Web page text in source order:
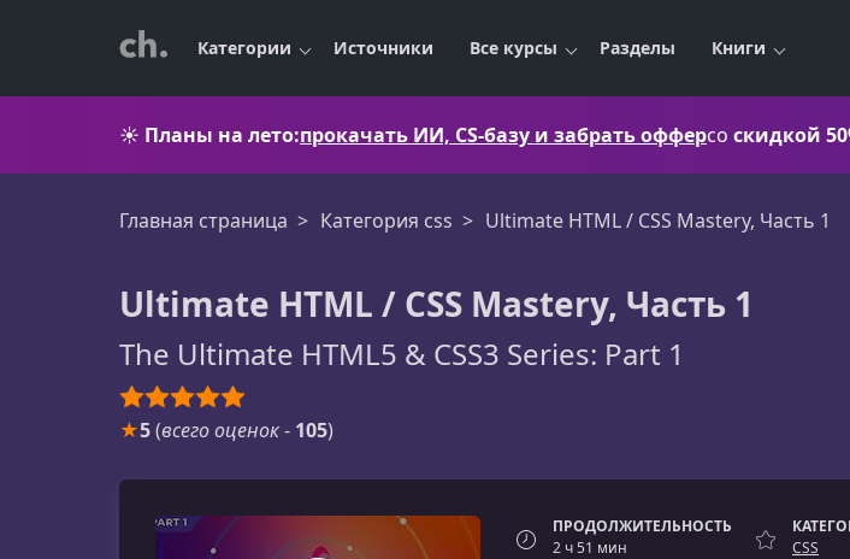
Категории Источники Все курсы Разделы Книги
☀️ Планы на лето:прокачать ИИ, CS-базу и забрать офферсо скидкой
Главная страница Категория css Ultimate HTML / CSS Mastery, Часть 1
Ultimate HTML / CSS Mastery, Часть 1
The Ultimate HTML5 & CSS3 Series: Part 1
★5(всего оценок- 105)
ПРОДОЛЖИТЕЛЬНОСТЬ
2 ч 51 мин
CSS